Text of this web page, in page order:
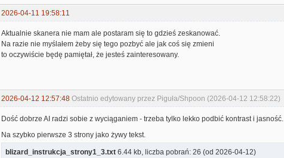
2026-04-11 19:58:11
Aktualnie skanera nie mam ale postaram się to gdzieś zeskanować.
Na razie nie myślałem żeby się tego pozbyć ale jak coś się zmieni
to oczywiście będę pamiętał, że jesteś zainteresowany.
2026-04-12 12:57:48 Ostatnio edytowany przez Piguła/Shpoon (2026-04-12 12:58:22)
Dość dobrze AI radzi sobie z wyciąganiem - trzeba tylko lekko podbić kontrast i jasność.
Na szybko pierwsze 3 strony jako żywy tekst.
blizard_instrukcja_strony1_3.txt 6.44 kb, liczba pobrań: 26 (od 2026-04-12)